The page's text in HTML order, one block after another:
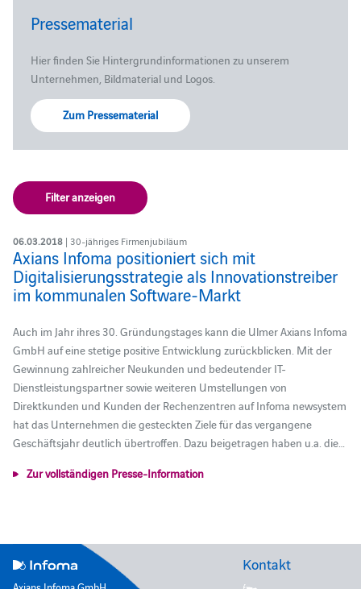
Pressematerial
Hier finden Sie Hintergrundinformationen zu unserem
Unternehmen, Bildmaterial und Logos.
Zum Pressematerial
Filter anzeigen
06.03.2018| 30-jähriges Firmenjubiläum
Axians Infoma positioniert sich mit
Digitalisierungsstrategie als Innovationstreiber
im kommunalen Software-Markt
Auch im Jahr ihres 30. Gründungstages kann die Ulmer Axians Infoma
GmbH auf eine stetige positive Entwicklung zurückblicken. Mit der
Gewinnung zahlreicher Neukunden und bedeutender IT-
Dienstleistungspartner sowie weiteren Umstellungen von
Direktkunden und Kunden der Rechenzentren auf Infoma newsystem
hat das Unternehmen die gesteckten Ziele für das vergangene
Geschäftsjahr deutlich übertroffen. Dazu beigetragen haben u.a. die…
Zur vollständigen Presse-Information
Kontakt